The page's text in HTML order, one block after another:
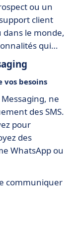
ou un
client
le monde,
qui
besoins
Messaging, ne
des SMS.
pour
des
WhatsApp ou
communiquer